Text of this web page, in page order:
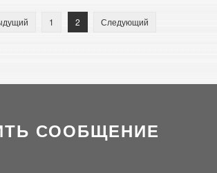
1 2 Следующий
СООБЩЕНИЕ